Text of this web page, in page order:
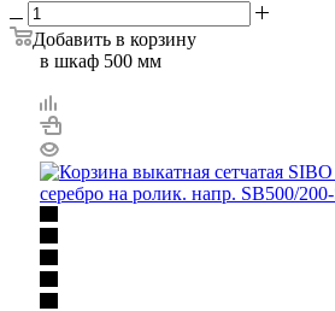
Добавить в корзину
в шкаф 500 мм